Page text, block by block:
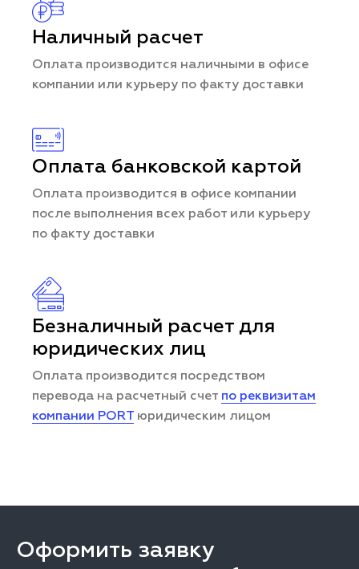
Наличный расчет
Оплата производится наличными в офисе
компании или курьеру по факту доставки
Оплата банковской картой
Оплата производится в офисе компании
после выполнения всех работ или курьеру
по факту доставки
Безналичный расчет для
юридических лиц
Оплата производится посредством
перевода на расчетный счет по реквизитам
компании PORT юридическим лицом
Оформить заявку